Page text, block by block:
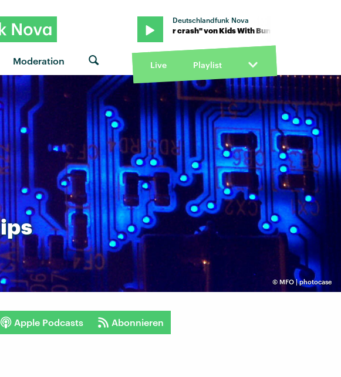
Moderation
Deutschlandfunk Nova
crash" von Kids With Buns · "car crash" von Kids With Buns · "car crash" von Kids
Live Playlist
© MFO | photocase
Apple Podcasts Abonnieren